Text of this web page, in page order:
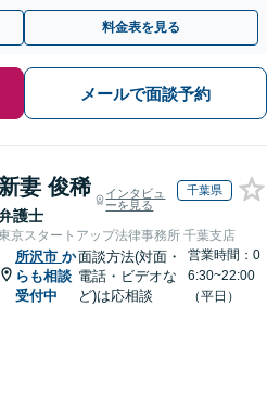
相談ください。
料金表を見る
メールで面談予約
新妻 俊稀
護士
インタビュ
ーを見る
千葉県
京スタートアップ法律事務所 千葉支店
所沢市 か
らも相談
受付中
面談方法(対面・
電話・ビデオな
ど)は応相談
営業時間：0
6:30~22:00
（平日）